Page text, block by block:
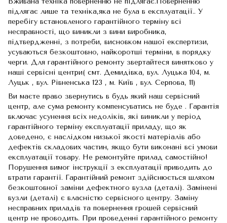
підлягає лише та техніка,яка не була в експлуатації.. У
перебігу встановленого гарантійного терміну всі
несправності, що виникли з вини виробника,
підтвердженні, з потреби, висновком нашої експертизи,
усуваються безкоштовно, найкоротші терміни, в порядку
черги. Для гарантійного ремонту звертайтеся винятково у
наші сервісні центри( смт. Демидівка, вул. Луцька 104, м.
Луцьк , вул. Рівненська 123 , м. Київ , вул. Серпова, 11)
Ви маєте право звернутись в будь який наш сервісний
центр, але сума ремонту компенсуватись не буде . Гарантія
включає усунення всіх недоліків, які виникли у період
гарантійного терміну експлуатації приладу, що як
доведено, є наслідком низької якості матеріалів або
дефектів складових частин, якщо бути виконані всі умови
експлуатації товару. Не ремонтуйте прилад самостійно!
Порушення вимог інструкції з експлуатації приводить до
втрати гарантії. Гарантійний ремонт здійснюється шляхом
безкоштовної заміни дефектного вузла (деталі). Замінені
вузли (деталі) є власністю сервісного центру. Заміну
несправних приладів та повернення грошей сервісний
центр не проводить. При проведенні гарантійного ремонту